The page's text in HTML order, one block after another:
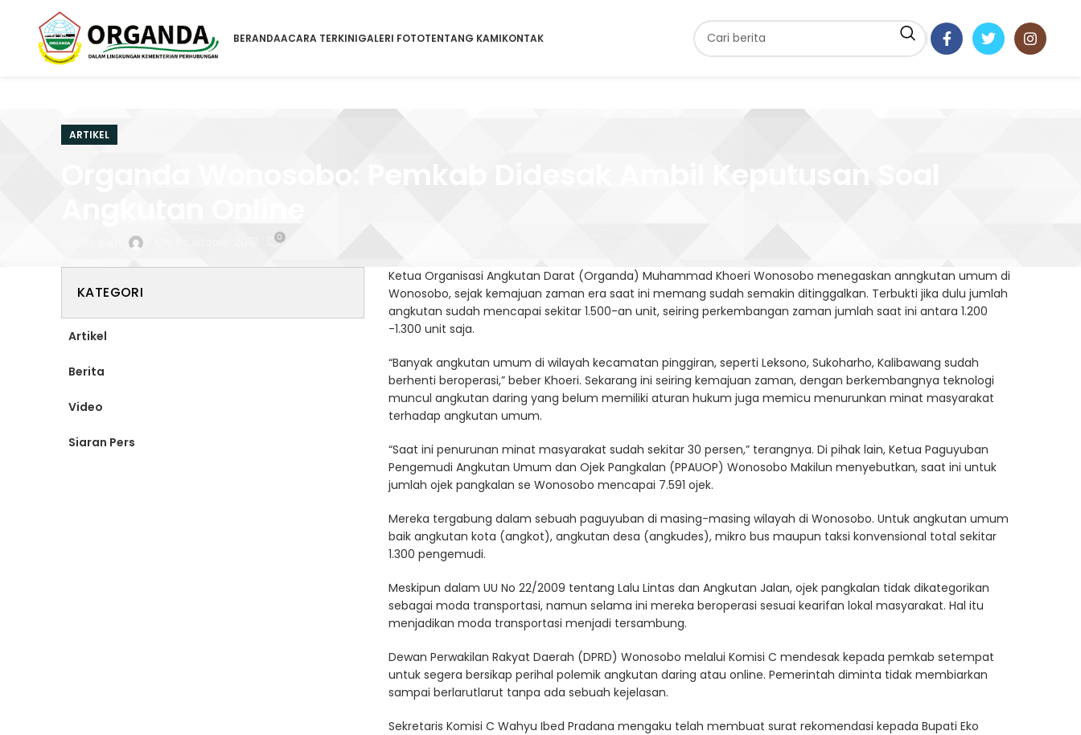
BERANDAACARA TERKINIGALERI FOTOTENTANG KAMIKONTAK
ARTIKEL
0
Ketua Organisasi Angkutan Darat (Organda) Muhammad Khoeri Wonosobo menegaskan anngkutan umum di
Wonosobo, sejak kemajuan zaman era saat ini memang sudah semakin ditinggalkan. Terbukti jika dulu jumlah
angkutan sudah mencapai sekitar 1.500-an unit, seiring perkembangan zaman jumlah saat ini antara 1.200
-1.300 unit saja.
“Banyak angkutan umum di wilayah kecamatan pinggiran, seperti Leksono, Sukoharho, Kalibawang sudah
berhenti beroperasi,” beber Khoeri. Sekarang ini seiring kemajuan zaman, dengan berkembangnya teknologi
muncul angkutan daring yang belum memiliki aturan hukum juga memicu menurunkan minat masyarakat
terhadap angkutan umum.
“Saat ini penurunan minat masyarakat sudah sekitar 30 persen,” terangnya. Di pihak lain, Ketua Paguyuban
Pengemudi Angkutan Umum dan Ojek Pangkalan (PPAUOP) Wonosobo Makilun menyebutkan, saat ini untuk
jumlah ojek pangkalan se Wonosobo mencapai 7.591 ojek.
Mereka tergabung dalam sebuah paguyuban di masing-masing wilayah di Wonosobo. Untuk angkutan umum
baik angkutan kota (angkot), angkutan desa (angkudes), mikro bus maupun taksi konvensional total sekitar
1.300 pengemudi.
Meskipun dalam UU No 22/2009 tentang Lalu Lintas dan Angkutan Jalan, ojek pangkalan tidak dikategorikan
sebagai moda transportasi, namun selama ini mereka beroperasi sesuai kearifan lokal masyarakat. Hal itu
menjadikan moda transportasi menjadi tersambung.
Dewan Perwakilan Rakyat Daerah (DPRD) Wonosobo melalui Komisi C mendesak kepada pemkab setempat
untuk segera bersikap perihal polemik angkutan daring atau online. Pemerintah diminta tidak membiarkan
sampai berlarutlarut tanpa ada sebuah kejelasan.
Sekretaris Komisi C Wahyu Ibed Pradana mengaku telah membuat surat rekomendasi kepada Bupati Eko
KATEGORI
Artikel
Berita
Video
Siaran Pers